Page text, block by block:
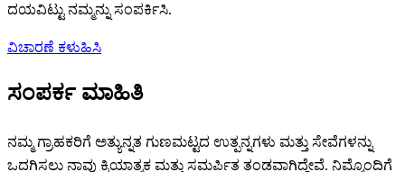
ದಯವಿಟ್ಟು ನಮ್ಮನ್ನು ಸಂಪರ್ಕಿಸಿ.
ವಿಚಾರಣೆ ಕಳುಹಿಸಿ
ಸಂಪರ್ಕ ಮಾಹಿತಿ
ನಮ್ಮ ಗ್ರಾಹಕರಿಗೆ ಅತ್ಯುನ್ನತ ಗುಣಮಟ್ಟದ ಉತ್ಪನ್ನಗಳು ಮತ್ತು ಸೇವೆಗಳನ್ನು
ಒದಗಿಸಲು ನಾವು ಕ್ರಿಯಾತ್ಮಕ ಮತ್ತು ಸಮರ್ಪಿತ ತಂಡವಾಗಿದ್ದೇವೆ. ನಿಮ್ಮೊಂದಿಗೆ